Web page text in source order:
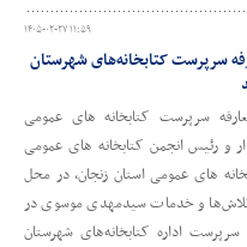
۱۴۰۵-۰۲-۲۷ ۱۱:۵۹
سرپرست کتابخانه‌های شهرستان
سرپرست کتابخانه های عمومی
و رئیس انجمن کتابخانه های عمومی
های عمومی استان زنجان، در محل
تلاش‌ها و خدمات سیدمهدی موسوی در
اداره کتابخانه‌های شهرستان